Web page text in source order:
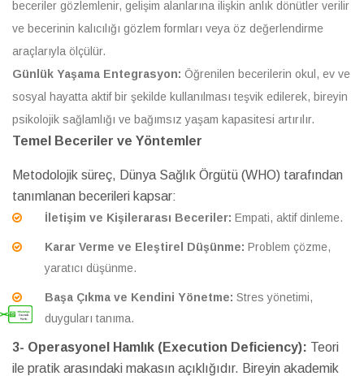
beceriler gözlemlenir, gelişim alanlarına ilişkin anlık dönütler verilir
ve becerinin kalıcılığı gözlem formları veya öz değerlendirme
araçlarıyla ölçülür.
Günlük Yaşama Entegrasyon: Öğrenilen becerilerin okul, ev ve
sosyal hayatta aktif bir şekilde kullanılması teşvik edilerek, bireyin
psikolojik sağlamlığı ve bağımsız yaşam kapasitesi artırılır.
Temel Beceriler ve Yöntemler
Metodolojik süreç, Dünya Sağlık Örgütü (WHO) tarafından
tanımlanan becerileri kapsar:
İletişim ve Kişilerarası Beceriler: Empati, aktif dinleme.
Karar Verme ve Eleştirel Düşünme: Problem çözme,
yaratıcı düşünme.
Başa Çıkma ve Kendini Yönetme: Stres yönetimi,
duyguları tanıma.
3- Operasyonel Hamlık (Execution Deficiency): Teori
ile pratik arasındaki makasın açıklığıdır. Bireyin akademik